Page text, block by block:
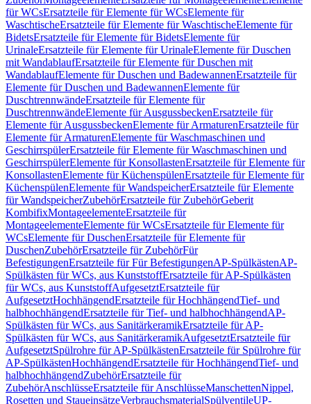
für WCsErsatzteile für Elemente für WCsElemente für
WaschtischeErsatzteile für Elemente für WaschtischeElemente für
BidetsErsatzteile für Elemente für BidetsElemente für
UrinaleErsatzteile für Elemente für UrinaleElemente für Duschen
mit WandablaufErsatzteile für Elemente für Duschen mit
WandablaufElemente für Duschen und BadewannenErsatzteile für
Elemente für Duschen und BadewannenElemente für
DuschtrennwändeErsatzteile für Elemente für
DuschtrennwändeElemente für AusgussbeckenErsatzteile für
Elemente für AusgussbeckenElemente für ArmaturenErsatzteile für
Elemente für ArmaturenElemente für Waschmaschinen und
GeschirrspülerErsatzteile für Elemente für Waschmaschinen und
GeschirrspülerElemente für KonsollastenErsatzteile für Elemente für
KonsollastenElemente für KüchenspülenErsatzteile für Elemente für
KüchenspülenElemente für WandspeicherErsatzteile für Elemente
für WandspeicherZubehörErsatzteile für ZubehörGeberit
KombifixMontageelementeErsatzteile für
MontageelementeElemente für WCsErsatzteile für Elemente für
WCsElemente für DuschenErsatzteile für Elemente für
DuschenZubehörErsatzteile für ZubehörFür
BefestigungenErsatzteile für Für BefestigungenAP-SpülkästenAP-
Spülkästen für WCs, aus KunststoffErsatzteile für AP-Spülkästen
für WCs, aus KunststoffAufgesetztErsatzteile für
AufgesetztHochhängendErsatzteile für HochhängendTief- und
halbhochhängendErsatzteile für Tief- und halbhochhängendAP-
Spülkästen für WCs, aus SanitärkeramikErsatzteile für AP-
Spülkästen für WCs, aus SanitärkeramikAufgesetztErsatzteile für
AufgesetztSpülrohre für AP-SpülkästenErsatzteile für Spülrohre für
AP-SpülkästenHochhängendErsatzteile für HochhängendTief- und
halbhochhängendZubehörErsatzteile für
ZubehörAnschlüsseErsatzteile für AnschlüsseManschettenNippel,
Rosetten und StaueinsätzeVerbrauchsmaterialSpülventileUP-